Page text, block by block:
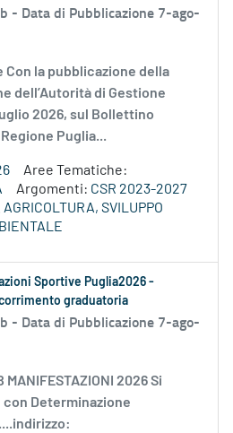
- Data di Pubblicazione 7-ago-
Con la pubblicazione della
dell’Autorità di Gestione
2026, sul Bollettino
Puglia...
Aree Tematiche:
Argomenti: CSR 2023-2027
AGRICOLTURA, SVILUPPO
Sportive Puglia2026 -
graduatoria
- Data di Pubblicazione 7-ago-
MANIFESTAZIONI 2026 Si
Determinazione
....indirizzo: